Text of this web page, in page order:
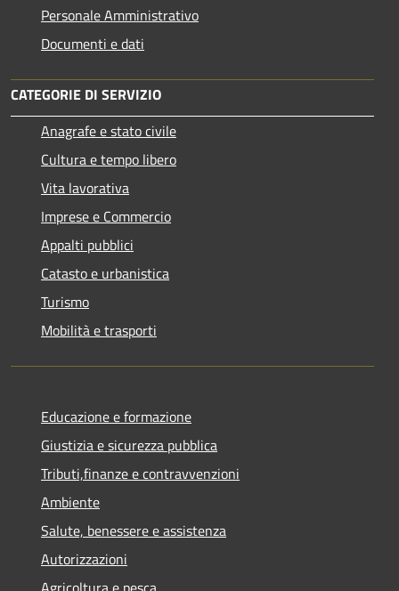
Personale Amministrativo
Documenti e dati
CATEGORIE DI SERVIZIO
Anagrafe e stato civile
Cultura e tempo libero
Vita lavorativa
Imprese e Commercio
Appalti pubblici
Catasto e urbanistica
Turismo
Mobilità e trasporti
Educazione e formazione
Giustizia e sicurezza pubblica
Tributi,finanze e contravvenzioni
Ambiente
Salute, benessere e assistenza
Autorizzazioni